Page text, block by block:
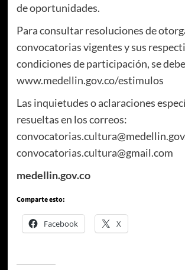
de oportunidades.
Para consultar resoluciones de
convocatorias vigentes y sus
condiciones de participación, se
www.medellin.gov.co/estimulos
Las inquietudes o aclaraciones
resueltas en los correos:
convocatorias.cultura@gmail.com
medellin.gov.co
Comparte esto:
Facebook X